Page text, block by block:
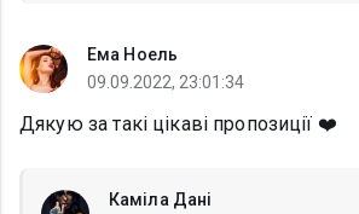
Ема Ноель
09.09.2022, 23:01:34
Дякую за такі цікаві пропозиції ❤️
Каміла Дані